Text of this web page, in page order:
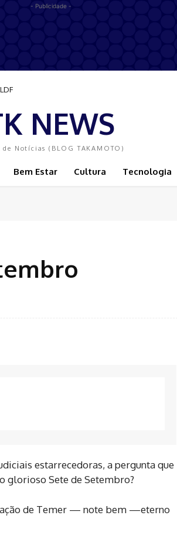
- Publicidade -
NEWS
de Notícias (BLOG TAKAMOTO)
Bem Estar Cultura Tecnologia
estarrecedoras, a pergunta que
glorioso Sete de Setembro?
de Temer — note bem —eterno